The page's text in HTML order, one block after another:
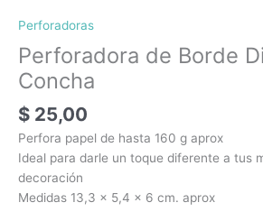
Perforadoras
Perforadora de Borde
Concha
$ 25,00
Perfora papel de hasta 160 g aprox
Ideal para darle un toque diferente a tus
decoración
Medidas 13,3 x 5,4 x 6 cm. aprox